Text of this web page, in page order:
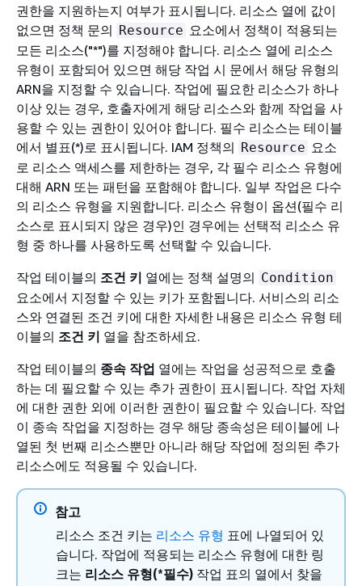
권한을 지원하는지 여부가 표시됩니다. 리소스 열에 값이
없으면 정책 문의 Resource 요소에서 정책이 적용되는
모든 리소스("*")를 지정해야 합니다. 리소스 열에 리소스
유형이 포함되어 있으면 해당 작업 시 문에서 해당 유형의
ARN을 지정할 수 있습니다. 작업에 필요한 리소스가 하나
이상 있는 경우, 호출자에게 해당 리소스와 함께 작업을 사
용할 수 있는 권한이 있어야 합니다. 필수 리소스는 테이블
에서 별표(*)로 표시됩니다. IAM 정책의 Resource 요소
로 리소스 액세스를 제한하는 경우, 각 필수 리소스 유형에
대해 ARN 또는 패턴을 포함해야 합니다. 일부 작업은 다수
의 리소스 유형을 지원합니다. 리소스 유형이 옵션(필수 리
소스로 표시되지 않은 경우)인 경우에는 선택적 리소스 유
형 중 하나를 사용하도록 선택할 수 있습니다.
작업 테이블의 조건 키 열에는 정책 설명의 Condition
요소에서 지정할 수 있는 키가 포함됩니다. 서비스의 리소
스와 연결된 조건 키에 대한 자세한 내용은 리소스 유형 테
이블의 조건 키 열을 참조하세요.
작업 테이블의 종속 작업 열에는 작업을 성공적으로 호출
하는 데 필요할 수 있는 추가 권한이 표시됩니다. 작업 자체
에 대한 권한 외에 이러한 권한이 필요할 수 있습니다. 작업
이 종속 작업을 지정하는 경우 해당 종속성은 테이블에 나
열된 첫 번째 리소스뿐만 아니라 해당 작업에 정의된 추가
리소스에도 적용될 수 있습니다.
참고
리소스 조건 키는 리소스 유형 표에 나열되어 있
습니다. 작업에 적용되는 리소스 유형에 대한 링
크는 리소스 유형(*필수) 작업 표의 열에서 찾을